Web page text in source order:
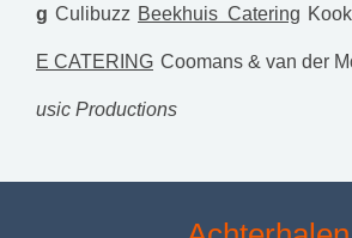
g Culibuzz Beekhuis Catering
E CATERING Coomans & van der
usic Productions